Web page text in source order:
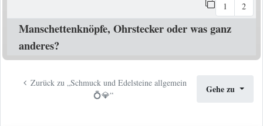
1 2
Manschettenknöpfe, Ohrstecker oder was ganz
anderes?
Zurück zu „Schmuck und Edelsteine allgemein
💍💎“
Gehe zu